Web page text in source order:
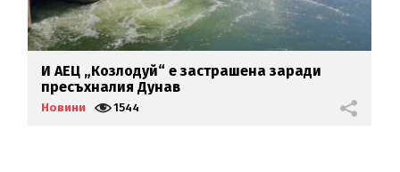
И АЕЦ „Козлодуй“ е застрашена заради
пресъхналия Дунав
Новини 1544